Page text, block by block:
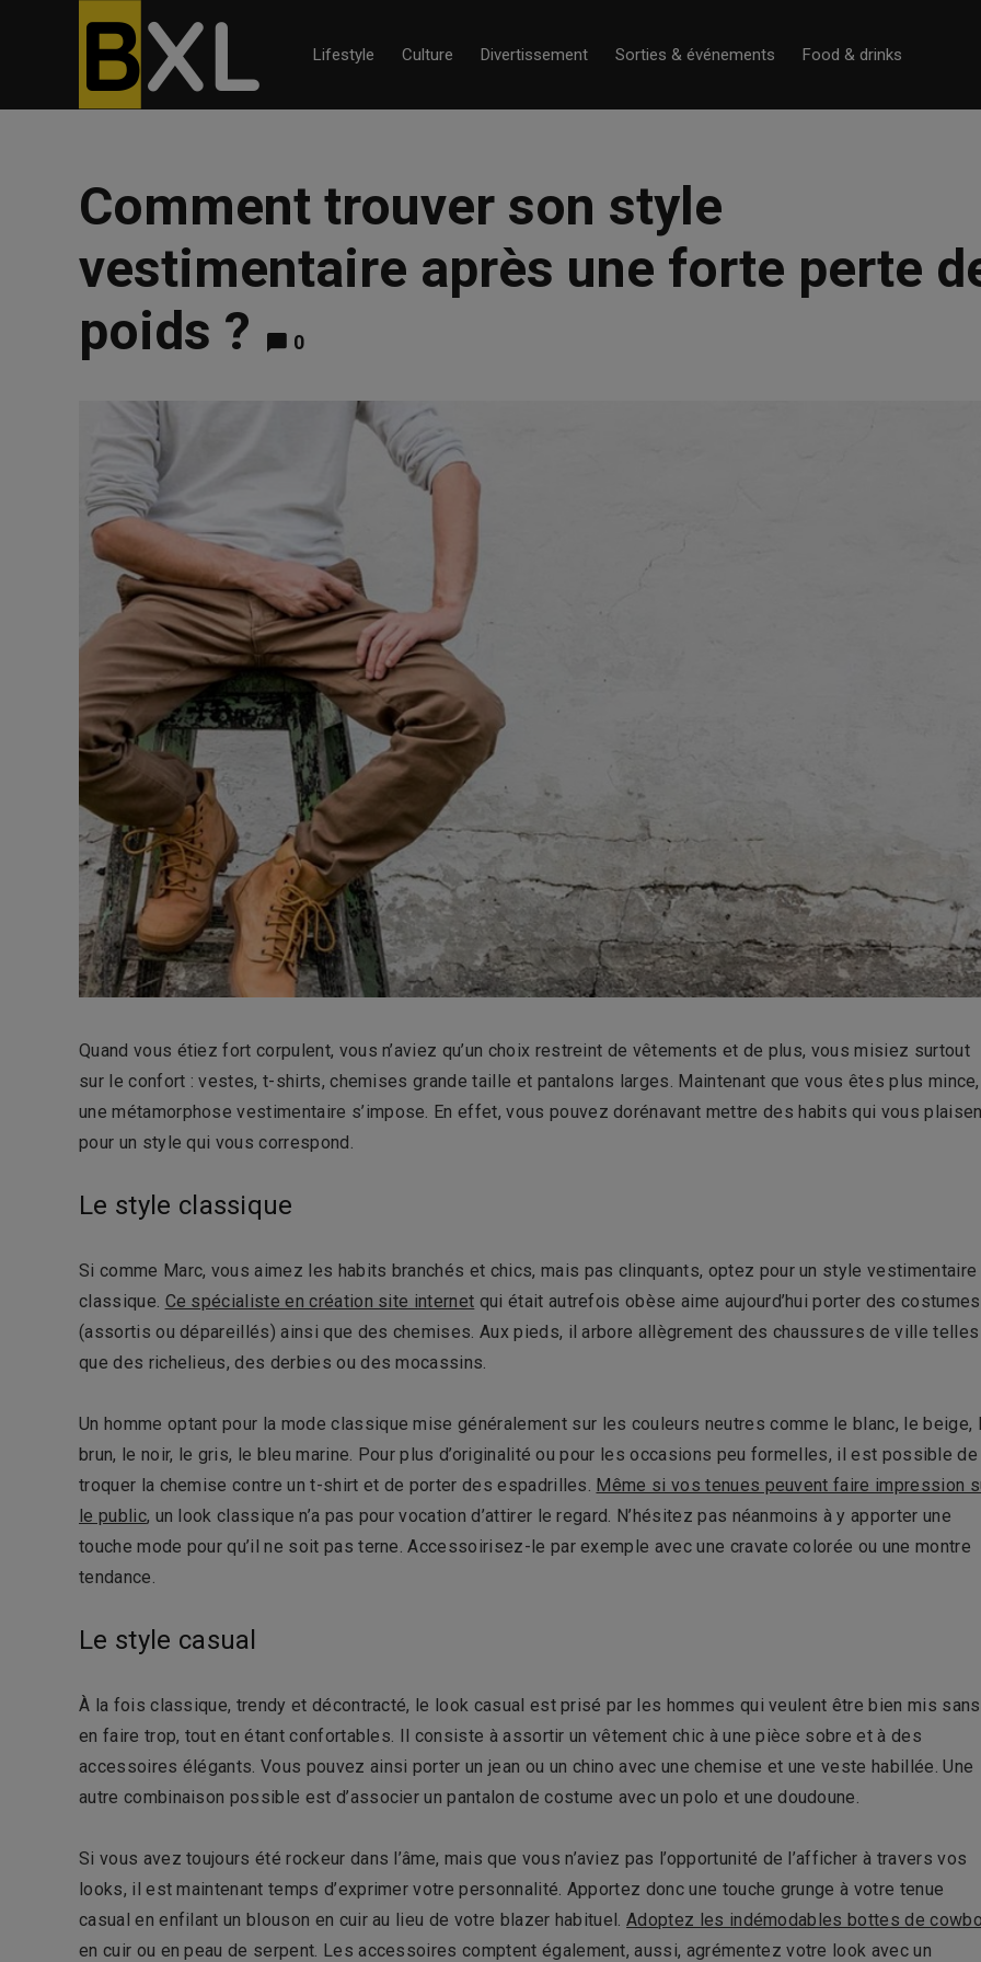
Lifestyle Culture Divertissement Sorties & événements Food & drinks
Comment trouver son style
vestimentaire après une forte perte
poids ?
0
Quand vous étiez fort corpulent, vous n’aviez qu’un choix restreint de vêtements et de plus, vous misiez surtout
sur le confort : vestes, t-shirts, chemises grande taille et pantalons larges. Maintenant que vous êtes plus mince,
une métamorphose vestimentaire s’impose. En effet, vous pouvez dorénavant mettre des habits qui vous
pour un style qui vous correspond.
Le style classique
Si comme Marc, vous aimez les habits branchés et chics, mais pas clinquants, optez pour un style vestimentaire
classique. Ce spécialiste en création site internet qui était autrefois obèse aime aujourd’hui porter des costumes
(assortis ou dépareillés) ainsi que des chemises. Aux pieds, il arbore allègrement des chaussures de ville telles
que des richelieus, des derbies ou des mocassins.
Un homme optant pour la mode classique mise généralement sur les couleurs neutres comme le blanc, le beige,
brun, le noir, le gris, le bleu marine. Pour plus d’originalité ou pour les occasions peu formelles, il est possible de
troquer la chemise contre un t-shirt et de porter des espadrilles. Même si vos tenues peuvent faire impression
le public, un look classique n’a pas pour vocation d’attirer le regard. N’hésitez pas néanmoins à y apporter une
touche mode pour qu’il ne soit pas terne. Accessoirisez-le par exemple avec une cravate colorée ou une montre
tendance.
Le style casual
À la fois classique, trendy et décontracté, le look casual est prisé par les hommes qui veulent être bien mis sans
en faire trop, tout en étant confortables. Il consiste à assortir un vêtement chic à une pièce sobre et à des
accessoires élégants. Vous pouvez ainsi porter un jean ou un chino avec une chemise et une veste habillée. Une
autre combinaison possible est d’associer un pantalon de costume avec un polo et une doudoune.
Si vous avez toujours été rockeur dans l’âme, mais que vous n’aviez pas l’opportunité de l’afficher à travers vos
looks, il est maintenant temps d’exprimer votre personnalité. Apportez donc une touche grunge à votre tenue
casual en enfilant un blouson en cuir au lieu de votre blazer habituel.Adoptez les indémodables bottes de
en cuir ou en peau de serpent. Les accessoires comptent également, aussi, agrémentez votre look avec un